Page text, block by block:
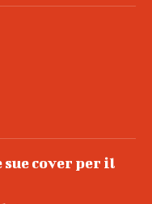
sue cover per il